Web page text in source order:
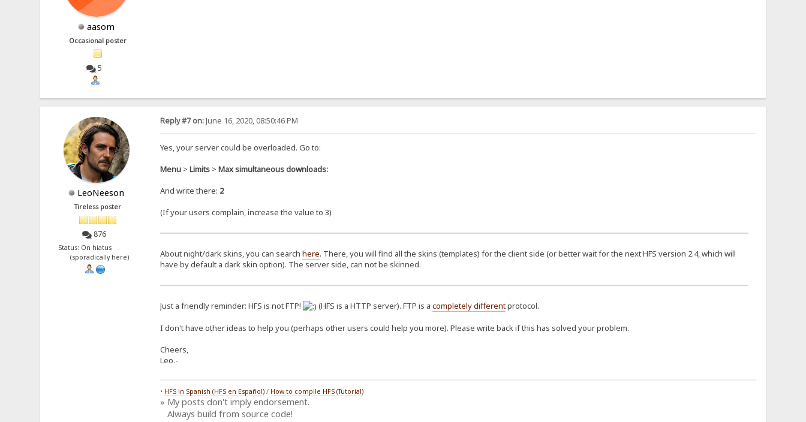
aasom
Occasional poster
5
LeoNeeson
Tireless poster
876
Status: On hiatus
(sporadically here)
Reply #7 on:June 16, 2020, 08:50:46 PM
Yes, your server could be overloaded. Go to:
Menu> Limits> Max simultaneous downloads:
And write there: 2
(If your users complain, increase the value to 3)
About night/dark skins, you can search here. There, you will find all the skins (templates) for the client side (or better wait for the next HFS version 2.4, which will
have by default a dark skin option). The server side, can not be skinned.
Just a friendly reminder: HFS is not FTP! (HFS is a HTTP server). FTP is a completely differentprotocol.
I don't have other ideas to help you (perhaps other users could help you more). Please write back if this has solved your problem.
Cheers,
Leo.-
• HFS in Spanish (HFS en Español)/ How to compile HFS (Tutorial)
» My posts don't imply endorsement.
Always build from source code!